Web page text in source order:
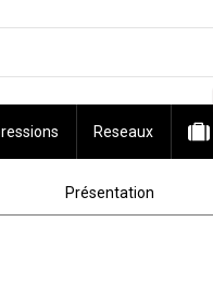
Reseaux
Présentation